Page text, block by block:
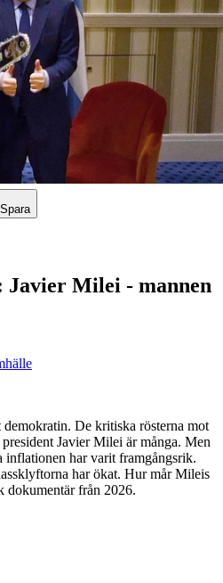
Spara
Milei - mannen
De kritiska rösterna mot
Javier Milei är många. Men
inflationen har varit framgångsrik.
har ökat. Hur mår Mileis
dokumentär från 2026.